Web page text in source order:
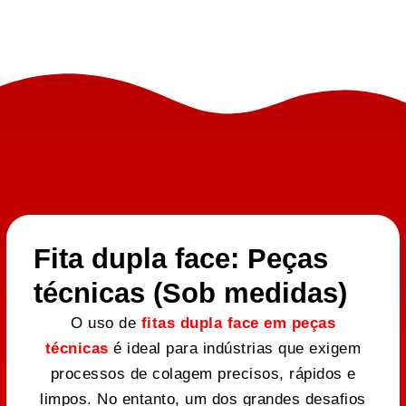
Fita dupla face: Peças
técnicas (Sob medidas)
O uso de fitas dupla face em peças
técnicas é ideal para indústrias que exigem
processos de colagem precisos, rápidos e
limpos. No entanto, um dos grandes desafios